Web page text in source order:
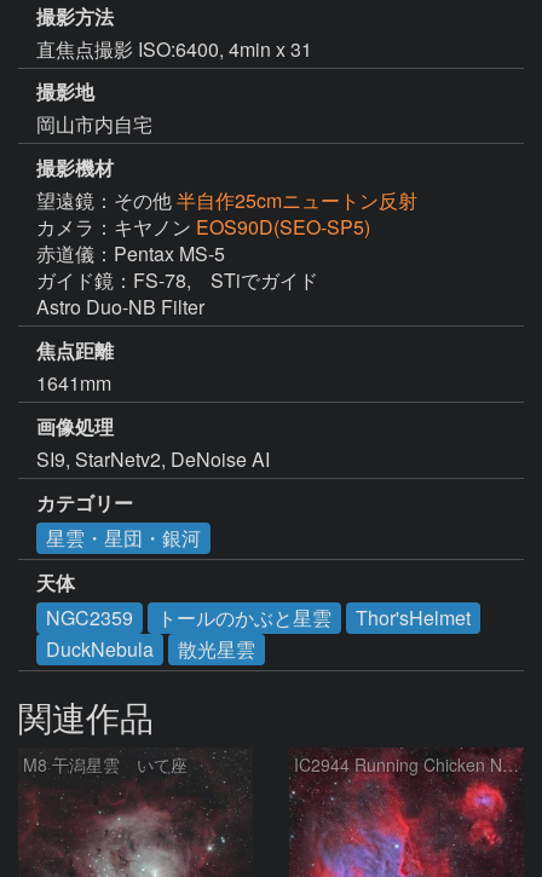
撮影方法
直焦点撮影 ISO:6400, 4min x 31
撮影地
岡山市内自宅
撮影機材
望遠鏡：その他半自作25cmニュートン反射
カメラ：キヤノン EOS90D(SEO-SP5)
赤道儀：Pentax MS-5
ガイド鏡：FS-78,　STiでガイド
Astro Duo-NB Filter
焦点距離
1641mm
画像処理
SI9, StarNetv2, DeNoise AI
カテゴリー
星雲・星団・銀河
天体
NGC2359
トールのかぶと星雲
Thor'sHelmet
DuckNebula
散光星雲
関連作品
M8 干潟星雲 いて座 IC2944 Running Chicken Nebula